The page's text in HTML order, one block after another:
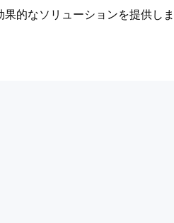
的なソリューションを提供し